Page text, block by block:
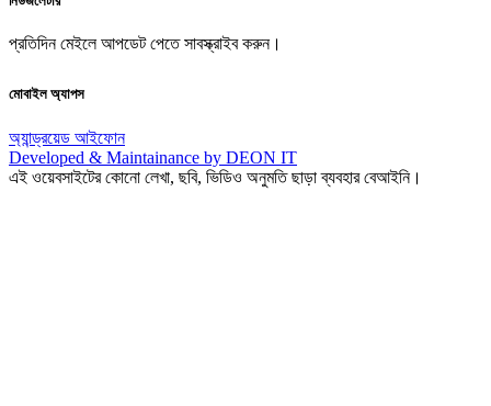
প্রতিদিন মেইলে আপডেট পেতে সাবস্ক্রাইব করুন।
মোবাইল অ্যাপস
অ্যান্ড্রয়েড আইফোন
Developed & Maintainance by DEON IT
এই ওয়েবসাইটের কোনো লেখা, ছবি, ভিডিও অনুমতি ছাড়া ব্যবহার বেআইনি।